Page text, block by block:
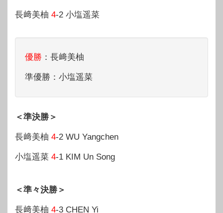
長﨑美柚 4-2 小塩遥菜
優勝 ：長﨑美柚
準優勝：小塩遥菜
＜準決勝＞
長﨑美柚 4-2 WU Yangchen
小塩遥菜 4-1 KIM Un Song
＜準々決勝＞
長﨑美柚 4-3 CHEN Yi